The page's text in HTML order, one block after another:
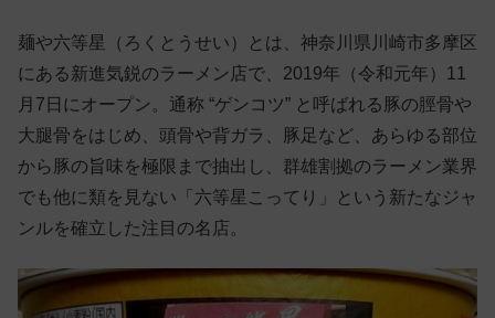
麺や六等星（ろくとうせい）とは、神奈川県川崎市多摩区
にある新進気鋭のラーメン店で、2019年（令和元年）11
月7日にオープン。通称 “ゲンコツ” と呼ばれる豚の脛骨や
大腿骨をはじめ、頭骨や背ガラ、豚足など、あらゆる部位
から豚の旨味を極限まで抽出し、群雄割拠のラーメン業界
でも他に類を見ない「六等星こってり」という新たなジャ
ンルを確立した注目の名店。